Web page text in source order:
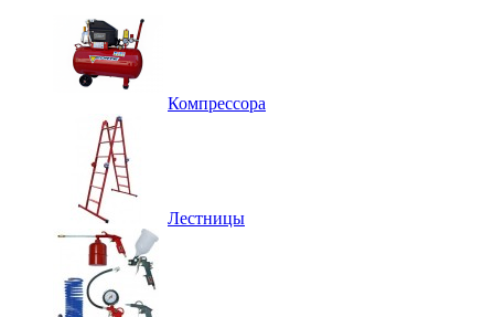
Компрессора
Лестницы